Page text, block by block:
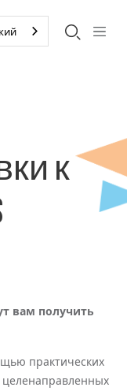
к
вам получить
практических
целенаправленных